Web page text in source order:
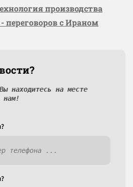
производства
переговоров с Ираном
находитесь на месте
нам!